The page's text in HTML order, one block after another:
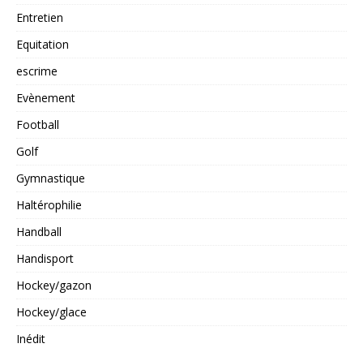
Entretien
Equitation
escrime
Evènement
Football
Golf
Gymnastique
Haltérophilie
Handball
Handisport
Hockey/gazon
Hockey/glace
Inédit